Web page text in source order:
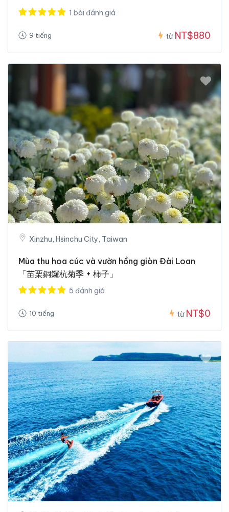
1 bài đánh giá
9 tiếng từNT$880
Xinzhu, Hsinchu City, Taiwan
Mùa thu hoa cúc và vườn hồng giòn Đài Loan
「苗栗銅鑼杭菊季 + 柿子」
5 đánh giá
10 tiếng từNT$0